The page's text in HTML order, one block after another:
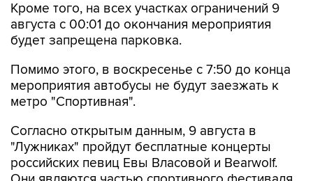
Кроме того, на всех участках ограничений 9
августа с 00:01 до окончания мероприятия
будет запрещена парковка.
Помимо этого, в воскресенье с 7:50 до конца
мероприятия автобусы не будут заезжать к
метро "Спортивная".
Согласно открытым данным, 9 августа в
"Лужниках" пройдут бесплатные концерты
российских певиц Евы Власовой и Bearwolf.